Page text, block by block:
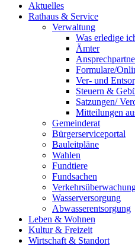
Aktuelles
Rathaus & Service
Verwaltung
Was erledige
Ämter
Formulare/
Ver- und
Steuern &
Satzungen/
Mitteilungen
Gemeinderat
Bürgerserviceportal
Bauleitpläne
Wahlen
Fundtiere
Fundsachen
Wasserversorgung
Abwasserentsorgung
Leben & Wohnen
Kultur & Freizeit
Wirtschaft & Standort